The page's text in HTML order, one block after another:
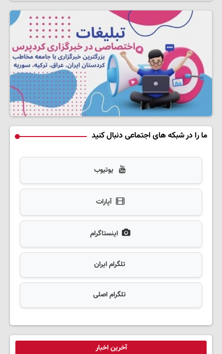
ما را در شبکه های اجتماعی دنبال کنید
یوتیوب
آپارات
اینستاگرام
تلگرام ایران
تلگرام اصلی
آخرین اخبار